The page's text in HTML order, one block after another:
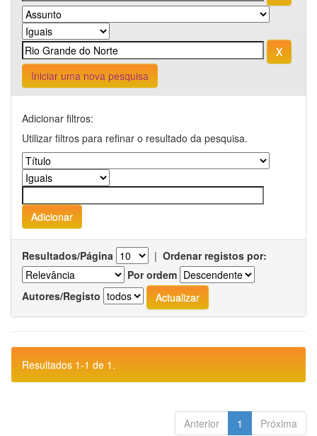
Iniciar uma nova pesquisa
Adicionar filtros:
Utilizar filtros para refinar o resultado da pesquisa.
Resultados/Página | Ordenar registos por:
Por ordem
Autores/Registo
Resultados 1-1 de 1.
Anterior 1 Próxima